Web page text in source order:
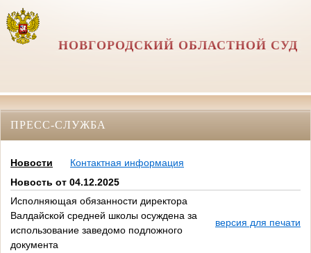
НОВГОРОДСКИЙ ОБЛАСТНОЙ СУД
ПРЕСС-СЛУЖБА
Новости
Контактная информация
Новость от 04.12.2025
Исполняющая обязанности директора
Валдайской средней школы осуждена за
использование заведомо подложного
документа
версия для печати